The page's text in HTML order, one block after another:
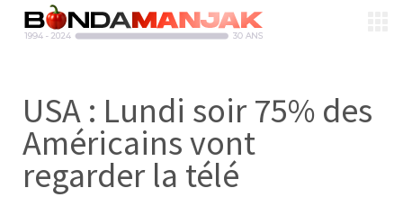
USA : Lundi soir 75% des
Américains vont
regarder la télé